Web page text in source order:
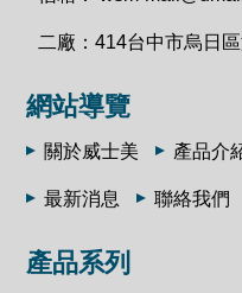
二廠：414台中市烏日
網站導覽
關於威士美 產品介
最新消息 聯絡我們
產品系列